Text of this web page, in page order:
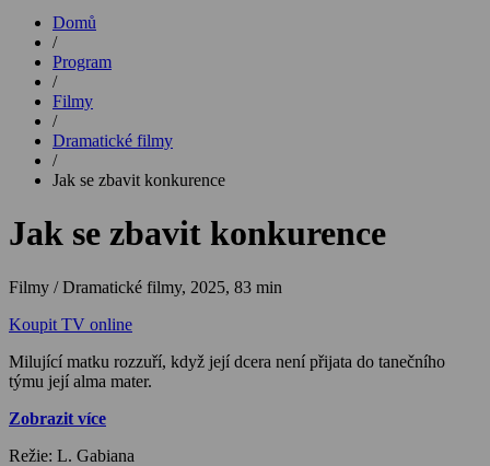
Domů
/
Program
/
Filmy
/
Dramatické filmy
/
Jak se zbavit konkurence
Jak se zbavit konkurence
Filmy / Dramatické filmy, 2025, 83 min
Koupit TV online
Milující matku rozzuří, když její dcera není přijata do tanečního
týmu její alma mater.
Zobrazit více
Režie: L. Gabiana